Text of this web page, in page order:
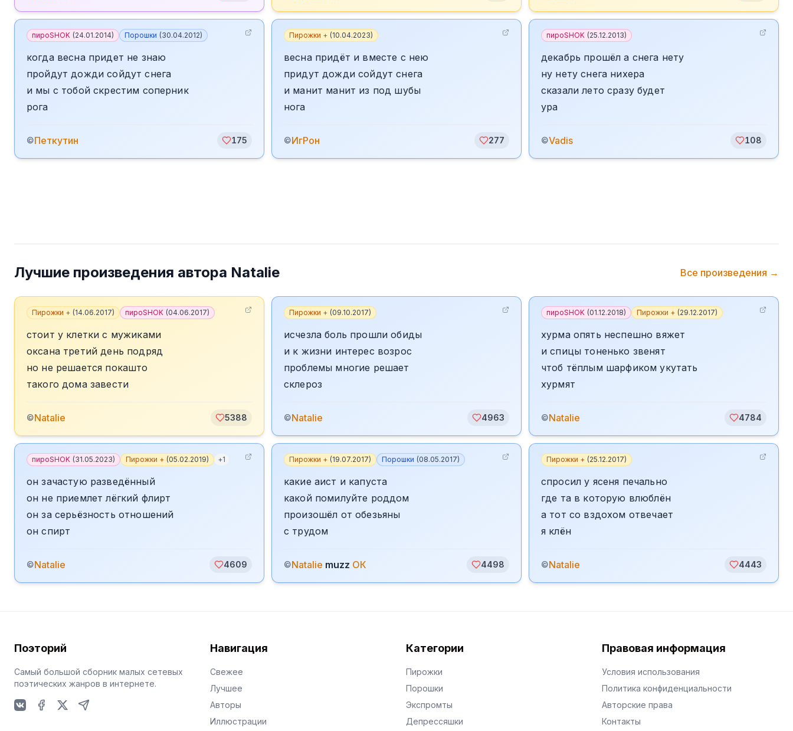
пироSHOK (24.01.2014) Порошки (30.04.2012)
когда весна придет не знаю
пройдут дожди сойдут снега
и мы с тобой скрестим соперник
рога
©Петкутин 175
Пирожки + (10.04.2023)
весна придёт и вместе с нею
придут дожди сойдут снега
и манит манит из под шубы
нога
©ИгРон 277
пироSHOK (25.12.2013)
декабрь прошёл а снега нету
ну нету снега нихера
сказали лето сразу будет
ура
©Vadis 108
Лучшие произведения автора Natalie Все произведения →
Пирожки + (14.06.2017) пироSHOK (04.06.2017)
стоит у клетки с мужиками
оксана третий день подряд
но не решается покашто
такого дома завести
©Natalie 5388
Пирожки + (09.10.2017)
исчезла боль прошли обиды
и к жизни интерес возрос
проблемы многие решает
склероз
©Natalie 4963
пироSHOK (01.12.2018) Пирожки + (29.12.2017)
хурма опять неспешно вяжет
и спицы тоненько звенят
чтоб тёплым шарфиком укутать
хурмят
©Natalie 4784
пироSHOK (31.05.2023) Пирожки + (05.02.2019) +1
он зачастую разведённый
он не приемлет лёгкий флирт
он за серьёзность отношений
он спирт
©Natalie 4609
Пирожки + (19.07.2017) Порошки (08.05.2017)
какие аист и капуста
какой помилуйте роддом
произошёл от обезьяны
с трудом
©Natalie muzz ОК 4498
Пирожки + (25.12.2017)
спросил у ясеня печально
где та в которую влюблён
а тот со вздохом отвечает
я клён
©Natalie 4443
Поэторий
Самый большой сборник малых сетевых
поэтических жанров в интернете.
Навигация
Свежее
Лучшее
Авторы
Иллюстрации
Категории
Пирожки
Порошки
Экспромты
Депрессяшки
Правовая информация
Условия использования
Политика конфиденциальности
Авторские права
Контакты